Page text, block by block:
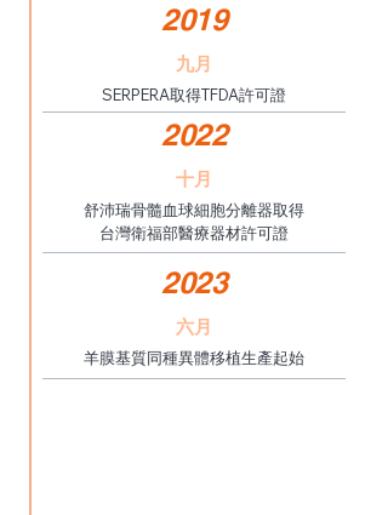
2019
九月
SERPERA取得TFDA許可證
2022
十月
舒沛瑞骨髓血球細胞分離器取得
台灣衛福部醫療器材許可證
2023
六月
羊膜基質同種異體移植生產起始